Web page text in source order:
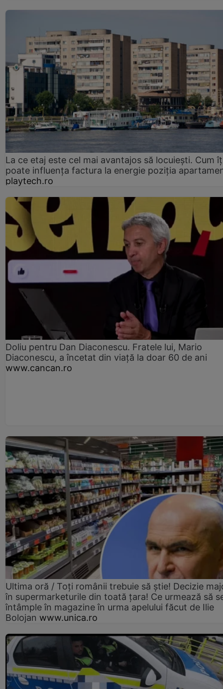
La ce etaj este cel mai avantajos să locuiești. Cum
poate influența factura la energie poziția
playtech.ro
Doliu pentru Dan Diaconescu. Fratele lui, Mario
Diaconescu, a încetat din viață la doar 60 de ani
www.cancan.ro
Ultima oră / Toți românii trebuie să știe! Decizie
în supermarketurile din toată țara! Ce urmează să
întâmple în magazine în urma apelului făcut de Ilie
Bolojan www.unica.ro